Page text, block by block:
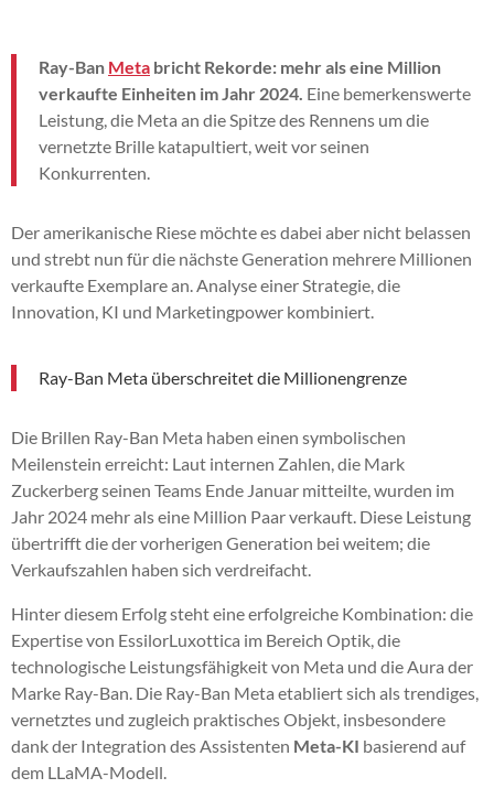
Ray-Ban Meta bricht Rekorde: mehr als eine Million
verkaufte Einheiten im Jahr 2024. Eine bemerkenswerte
Leistung, die Meta an die Spitze des Rennens um die
vernetzte Brille katapultiert, weit vor seinen
Konkurrenten.
Der amerikanische Riese möchte es dabei aber nicht belassen
und strebt nun für die nächste Generation mehrere Millionen
verkaufte Exemplare an. Analyse einer Strategie, die
Innovation, KI und Marketingpower kombiniert.
Ray-Ban Meta überschreitet die Millionengrenze
Die Brillen Ray-Ban Meta haben einen symbolischen
Meilenstein erreicht: Laut internen Zahlen, die Mark
Zuckerberg seinen Teams Ende Januar mitteilte, wurden im
Jahr 2024 mehr als eine Million Paar verkauft. Diese Leistung
übertrifft die der vorherigen Generation bei weitem; die
Verkaufszahlen haben sich verdreifacht.
Hinter diesem Erfolg steht eine erfolgreiche Kombination: die
Expertise von EssilorLuxottica im Bereich Optik, die
technologische Leistungsfähigkeit von Meta und die Aura der
Marke Ray-Ban. Die Ray-Ban Meta etabliert sich als trendiges,
vernetztes und zugleich praktisches Objekt, insbesondere
dank der Integration des Assistenten Meta-KI basierend auf
dem LLaMA-Modell.